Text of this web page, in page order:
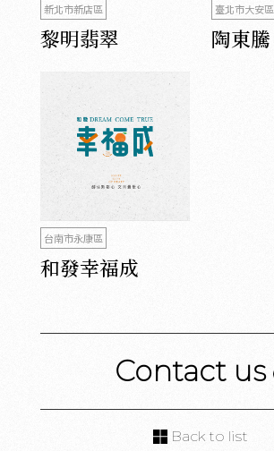
新北市新店區
黎明翡翠
臺北市大安區
陶東騰
台南市永康區
和發幸福成
Contact us
Back to list